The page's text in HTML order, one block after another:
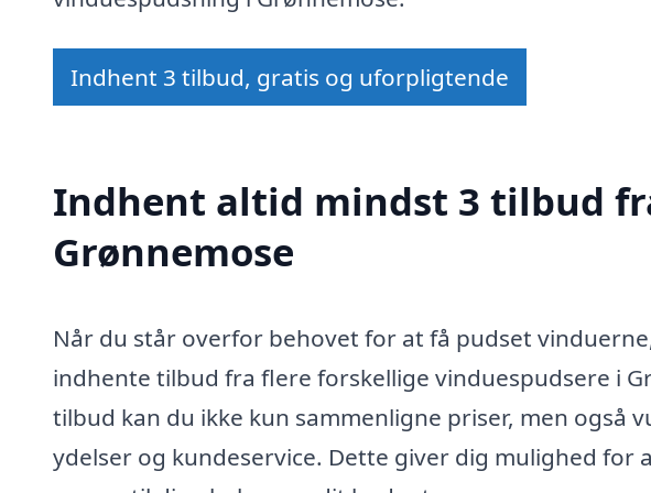
Indhent 3 tilbud, gratis og uforpligtende
Indhent altid mindst 3 tilbud
Grønnemose
Når du står overfor behovet for at få pudset
indhente tilbud fra flere forskellige vinduespudsere i
tilbud kan du ikke kun sammenligne priser, men også
ydelser og kundeservice. Dette giver dig mulighed